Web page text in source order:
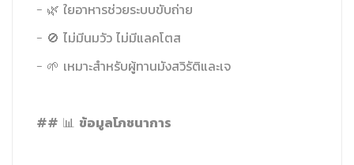
- 🌿 ใยอาหารช่วยระบบขับถ่าย
- 🚫 ไม่มีนมวัว ไม่มีแลคโตส
- 🌱 เหมาะสำหรับผู้ทานมังสวิรัติและเจ
## 📊 ข้อมูลโภชนาการ